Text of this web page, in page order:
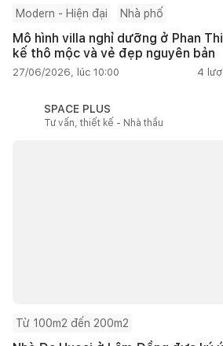
Modern - Hiện đại Nhà phố
Mô hình villa nghỉ dưỡng ở Phan
kế thô mộc và vẻ đẹp nguyên bản
27/06/2026, lúc 10:00 4
SPACE PLUS
Tư vấn, thiết kế - Nhà thầu
Từ 100m2 đến 200m2